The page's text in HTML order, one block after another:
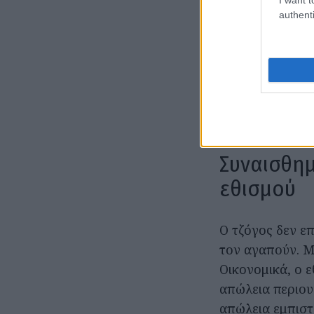
Ο εθισμός
όταν ρωτάς.
αδυναμία του
εθισμού
Ο τζόγος δεν
τον αγαπούν.
Οικονομικά, ο
απώλεια
απώλεια